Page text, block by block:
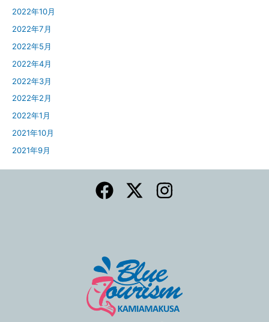
2022年10月
2022年7月
2022年5月
2022年4月
2022年3月
2022年2月
2022年1月
2021年10月
2021年9月